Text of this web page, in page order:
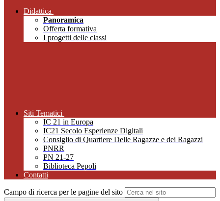
Didattica
Panoramica
Offerta formativa
I progetti delle classi
Siti Tematici
IC 21 in Europa
IC21 Secolo Esperienze Digitali
Consiglio di Quartiere Delle Ragazze e dei Ragazzi
PNRR
PN 21-27
Biblioteca Pepoli
Contatti
Campo di ricerca per le pagine del sito